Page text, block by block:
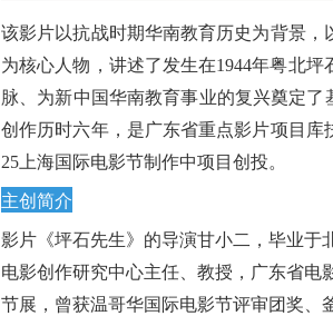
该影片以抗战时期华南教育历史为背景
为核心人物，讲述了发生在1944年粤北
脉、为新中国华南教育事业的复兴奠定
创作历时六年，是广东省重点影片项目
25上海国际电影节制作中项目创投。
主创简介
影片《坪石先生》的导演甘小二，毕业于
电影创作研究中心主任、教授，广东省
节展，曾获温哥华国际电影节评审团奖、